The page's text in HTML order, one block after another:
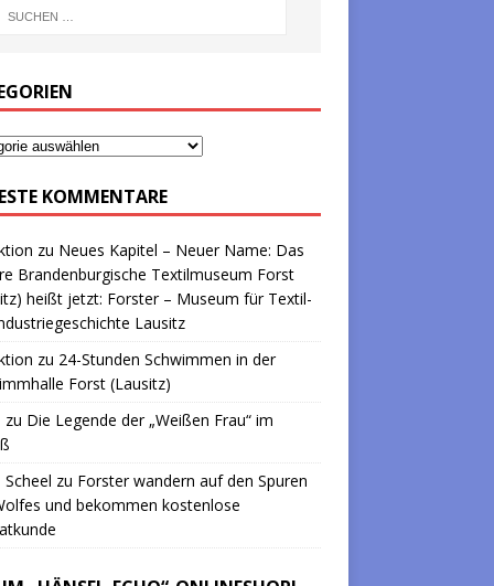
KOMMENTARE
zu Neues Kapitel – Neuer Name: Das
Brandenburgische Textilmuseum Forst
heißt jetzt: Forster – Museum für Textil-
Lausitz
zu 24-Stunden Schwimmen in der
Forst (Lausitz)
zu Die Legende der „Weißen Frau“ im
Scheel zu Forster wandern auf den Spuren
und bekommen kostenlose